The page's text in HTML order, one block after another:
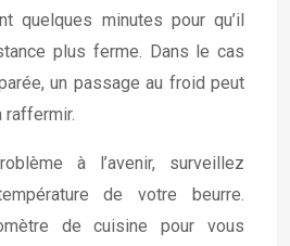
quelques minutes pour qu’il
plus ferme. Dans le cas
un passage au froid peut
raffermir.
à l’avenir, surveillez
de votre beurre.
de cuisine pour vous